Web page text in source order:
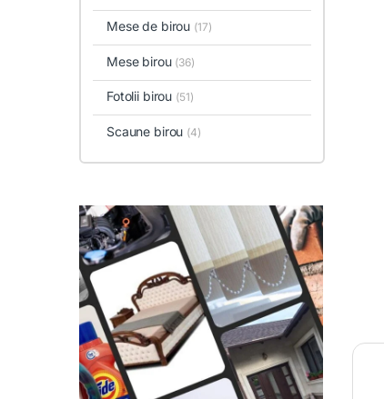
Mese de birou (17)
Mese birou (36)
Fotolii birou (51)
Scaune birou (4)